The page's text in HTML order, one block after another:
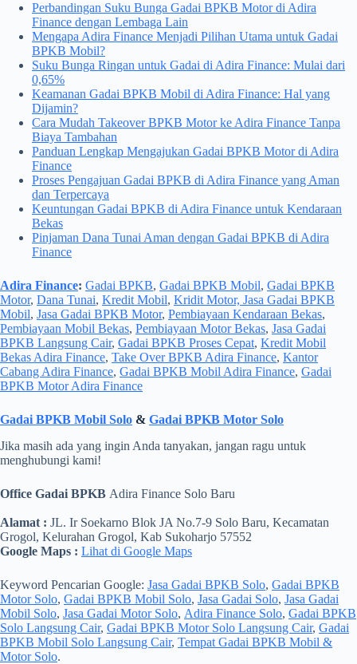
Perbandingan Suku Bunga Gadai BPKB Motor di Adira
Finance dengan Lembaga Lain
Mengapa Adira Finance Menjadi Pilihan Utama untuk Gadai
BPKB Mobil?
Suku Bunga Ringan untuk Gadai di Adira Finance: Mulai dari
0,65%
Keamanan Gadai BPKB Mobil di Adira Finance: Hal yang
Dijamin?
Cara Mudah Takeover BPKB Motor ke Adira Finance Tanpa
Biaya Tambahan
Panduan Lengkap Mengajukan Gadai BPKB Motor di Adira
Finance
Proses Pengajuan Gadai BPKB di Adira Finance yang Aman
dan Terpercaya
Keuntungan Gadai BPKB di Adira Finance untuk Kendaraan
Bekas
Pinjaman Dana Tunai Aman dengan Gadai BPKB di Adira
Finance
Adira Finance: Gadai BPKB, Gadai BPKB Mobil, Gadai BPKB
Motor, Dana Tunai, Kredit Mobil, Kridit Motor, Jasa Gadai BPKB
Mobil, Jasa Gadai BPKB Motor, Pembiayaan Kendaraan Bekas,
Pembiayaan Mobil Bekas, Pembiayaan Motor Bekas, Jasa Gadai
BPKB Langsung Cair, Gadai BPKB Proses Cepat, Kredit Mobil
Bekas Adira Finance, Take Over BPKB Adira Finance, Kantor
Cabang Adira Finance, Gadai BPKB Mobil Adira Finance, Gadai
BPKB Motor Adira Finance
Gadai BPKB Mobil Solo & Gadai BPKB Motor Solo
Jika masih ada yang ingin Anda tanyakan, jangan ragu untuk
menghubungi kami!
Office Gadai BPKB Adira Finance Solo Baru
Alamat : JL. Ir Soekarno Blok JA No.7-9 Solo Baru, Kecamatan
Grogol, Kelurahan Grogol, Kab Sukoharjo 57552
Google Maps : Lihat di Google Maps
Keyword Pencarian Google: Jasa Gadai BPKB Solo, Gadai BPKB
Motor Solo, Gadai BPKB Mobil Solo, Jasa Gadai Solo, Jasa Gadai
Mobil Solo, Jasa Gadai Motor Solo, Adira Finance Solo, Gadai BPKB
Solo Langsung Cair, Gadai BPKB Motor Solo Langsung Cair, Gadai
BPKB Mobil Solo Langsung Cair, Tempat Gadai BPKB Mobil &
Motor Solo.